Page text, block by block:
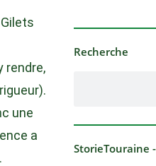
rendre,
une
a
Recherche
StorieTouraine